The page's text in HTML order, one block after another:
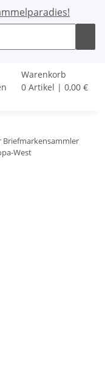
Warenkorb
0 Artikel | 0,00 €
Briefmarkensammler
West